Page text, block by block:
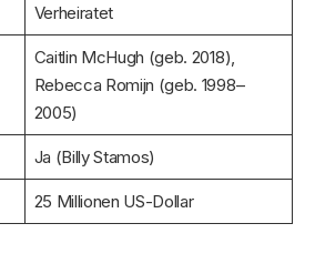
Verheiratet
Caitlin McHugh (geb. 2018),
Rebecca Romijn (geb. 1998–
2005)
Ja (Billy Stamos)
25 Millionen US-Dollar